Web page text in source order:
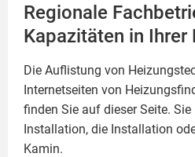
Regionale
Kapazitäten in Ihrer
Die Auflistung von
Internetseiten von
finden Sie auf dieser Seite.
Installation, die Installation
Kamin.